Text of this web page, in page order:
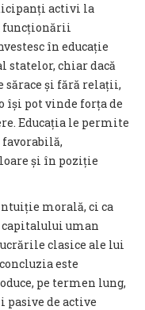
activi la
funcționării
în educație
statelor, chiar dacă
sărace și fără relații,
își pot vinde forța de
Educația le permite
și în poziție
morală, ci ca
capitalului uman
clasice ale lui
este
pe termen lung,
de active